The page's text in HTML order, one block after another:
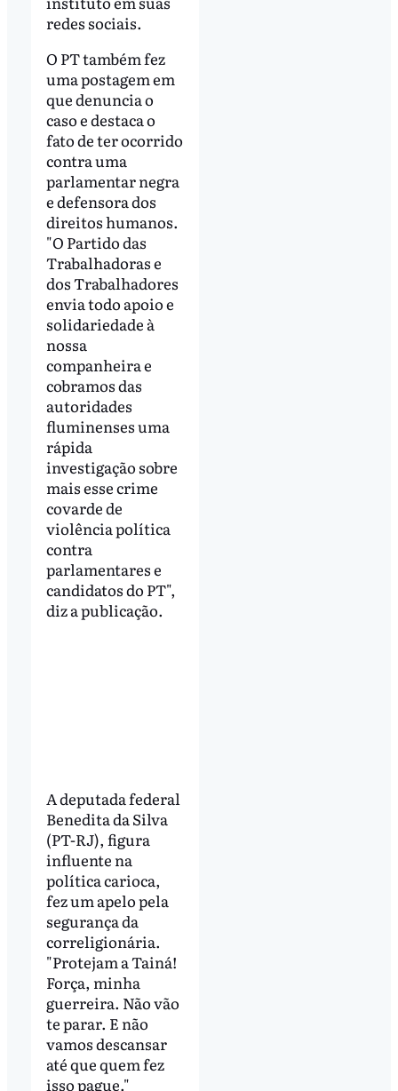
redes sociais.
O PT também fez
uma postagem em
que denuncia o
caso e destaca o
fato de ter ocorrido
contra uma
parlamentar negra
e defensora dos
direitos humanos.
"O Partido das
Trabalhadoras e
dos Trabalhadores
envia todo apoio e
solidariedade à
nossa
companheira e
cobramos das
autoridades
fluminenses uma
rápida
investigação sobre
mais esse crime
covarde de
violência política
contra
parlamentares e
candidatos do PT",
diz a publicação.
A deputada federal
Benedita da Silva
(PT-RJ), figura
influente na
política carioca,
fez um apelo pela
segurança da
correligionária.
"Protejam a Tainá!
Força, minha
guerreira. Não vão
te parar. E não
vamos descansar
até que quem fez
isso pague."